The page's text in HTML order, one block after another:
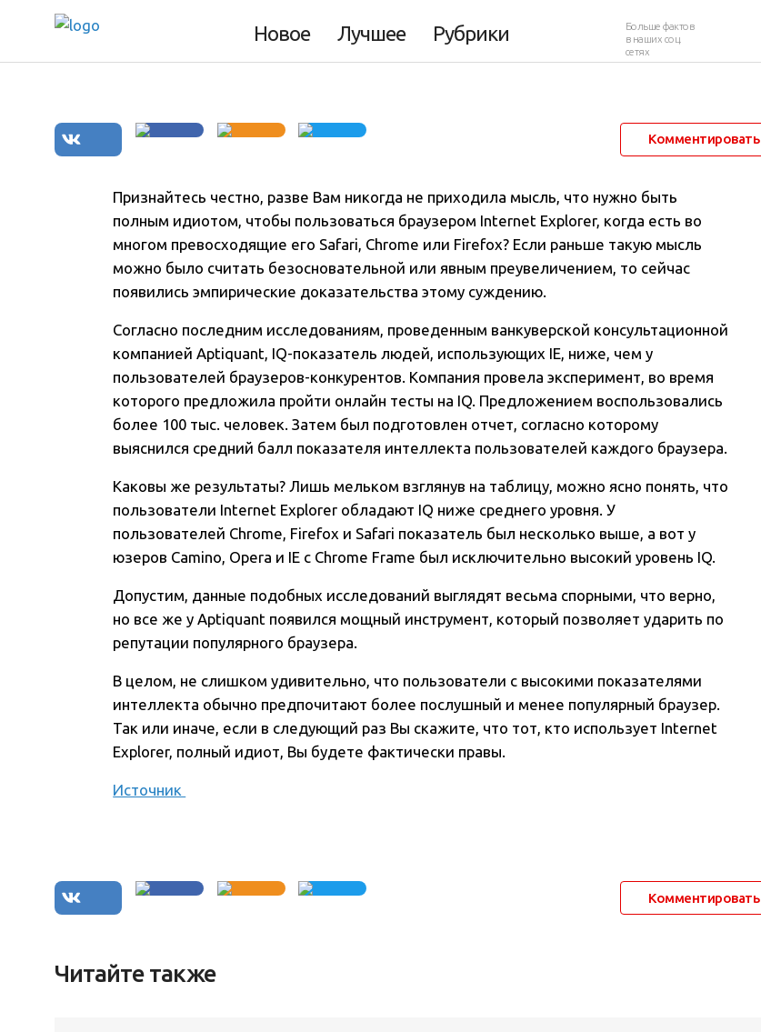
Новое Лучшее Рубрики
Больше фактов
в наших соц.
сетях
Комментировать
Признайтесь честно, разве Вам никогда не приходила мысль, что нужно быть
полным идиотом, чтобы пользоваться браузером Internet Explorer, когда есть во
многом превосходящие его Safari, Chrome или Firefox? Если раньше такую мысль
можно было считать безосновательной или явным преувеличением, то сейчас
появились эмпирические доказательства этому суждению.
Согласно последним исследованиям, проведенным ванкуверской консультационной
компанией Aptiquant, IQ-показатель людей, использующих IE, ниже, чем у
пользователей браузеров-конкурентов. Компания провела эксперимент, во время
которого предложила пройти онлайн тесты на IQ. Предложением воспользовались
более 100 тыс. человек. Затем был подготовлен отчет, согласно которому
выяснился средний балл показателя интеллекта пользователей каждого браузера.
Каковы же результаты? Лишь мельком взглянув на таблицу, можно ясно понять, что
пользователи Internet Explorer обладают IQ ниже среднего уровня. У
пользователей Chrome, Firefox и Safari показатель был несколько выше, а вот у
юзеров Camino, Opera и IE с Chrome Frame был исключительно высокий уровень IQ.
Допустим, данные подобных исследований выглядят весьма спорными, что верно,
но все же у Aptiquant появился мощный инструмент, который позволяет ударить по
репутации популярного браузера.
В целом, не слишком удивительно, что пользователи с высокими показателями
интеллекта обычно предпочитают более послушный и менее популярный браузер.
Так или иначе, если в следующий раз Вы скажите, что тот, кто использует Internet
Explorer, полный идиот, Вы будете фактически правы.
Источник
Комментировать
Читайте также